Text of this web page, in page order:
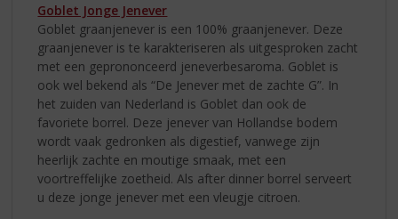
Goblet Jonge Jenever
Goblet graanjenever is een 100% graanjenever. Deze
graanjenever is te karakteriseren als uitgesproken zacht
met een geprononceerd jeneverbesaroma. Goblet is
ook wel bekend als “De Jenever met de zachte G”. In
het zuiden van Nederland is Goblet dan ook de
favoriete borrel. Deze jenever van Hollandse bodem
wordt vaak gedronken als digestief, vanwege zijn
heerlijk zachte en moutige smaak, met een
voortreffelijke zoetheid. Als after dinner borrel serveert
u deze jonge jenever met een vleugje citroen.